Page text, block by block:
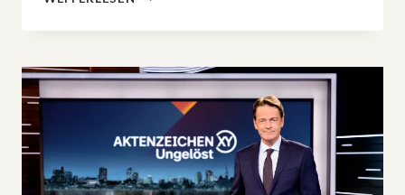
LONDON:
JAGD
AUF
DIE
ATTENTÄTER
VOM
7.7.